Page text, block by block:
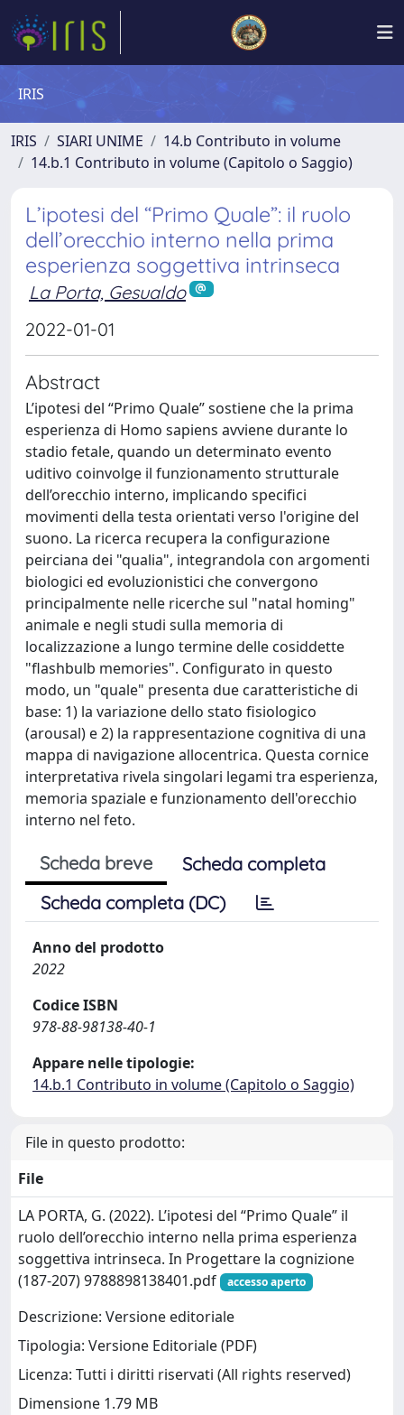
IRIS
IRIS SIARI UNIME
14.b Contributo in volume
14.b.1 Contributo in volume (Capitolo o Saggio)
L’ipotesi del “Primo Quale”: il ruolo
dell’orecchio interno nella prima
esperienza soggettiva intrinseca
La Porta, Gesualdo
2022-01-01
Abstract
L’ipotesi del “Primo Quale” sostiene che la prima
esperienza di Homo sapiens avviene durante lo
stadio fetale, quando un determinato evento
uditivo coinvolge il funzionamento strutturale
dell’orecchio interno, implicando specifici
movimenti della testa orientati verso l'origine del
suono. La ricerca recupera la configurazione
peirciana dei "qualia", integrandola con argomenti
biologici ed evoluzionistici che convergono
principalmente nelle ricerche sul "natal homing"
animale e negli studi sulla memoria di
localizzazione a lungo termine delle cosiddette
"flashbulb memories". Configurato in questo
modo, un "quale" presenta due caratteristiche di
base: 1) la variazione dello stato fisiologico
(arousal) e 2) la rappresentazione cognitiva di una
mappa di navigazione allocentrica. Questa cornice
interpretativa rivela singolari legami tra esperienza,
memoria spaziale e funzionamento dell'orecchio
interno nel feto.
Scheda breve
Scheda completa
Scheda completa (DC)
Anno del prodotto
2022
Codice ISBN
978-88-98138-40-1
Appare nelle tipologie:
14.b.1 Contributo in volume (Capitolo o Saggio)
File in questo prodotto:
File
LA PORTA, G. (2022). L’ipotesi del “Primo Quale” il
ruolo dell’orecchio interno nella prima esperienza
soggettiva intrinseca. In Progettare la cognizione
(187-207) 9788898138401.pdf
accesso aperto
Descrizione: Versione editoriale
Tipologia: Versione Editoriale (PDF)
Licenza: Tutti i diritti riservati (All rights reserved)
Dimensione 1.79 MB